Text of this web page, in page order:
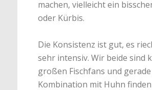
machen, vielleicht ein
oder Kürbis.
Die Konsistenz ist gut, es
sehr intensiv. Wir beide sind
großen Fischfans und
Kombination mit Huhn